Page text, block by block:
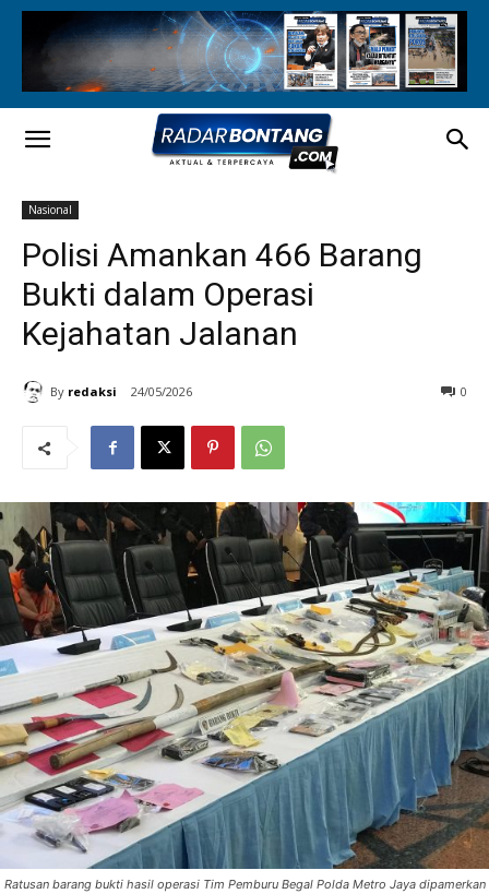
Nasional
Polisi Amankan 466 Barang
Bukti dalam Operasi
Kejahatan Jalanan
By redaksi 24/05/2026 0
Ratusan barang bukti hasil operasi Tim Pemburu Begal Polda Metro Jaya dipamerkan